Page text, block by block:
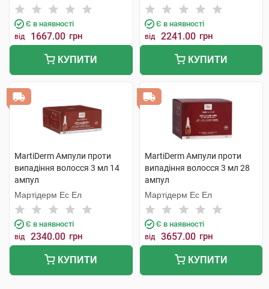
Є в наявності
від 1667.00 грн
КУПИТИ
Є в наявності
від 2241.00 грн
КУПИТИ
MartiDerm Ампули проти
випадіння волосся 3 мл 14
ампул
Мартідерм Ес Ел
Є в наявності
від 2340.00 грн
КУПИТИ
MartiDerm Ампули проти
випадіння волосся 3 мл 28
ампул
Мартідерм Ес Ел
Є в наявності
від 3657.00 грн
КУПИТИ